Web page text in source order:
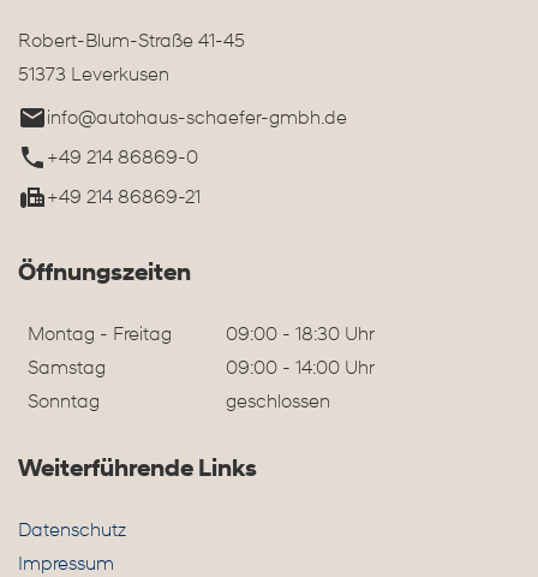
Robert-Blum-Straße 41-45
51373 Leverkusen
info@autohaus-schaefer-gmbh.de
+49 214 86869-0
+49 214 86869-21
Öffnungszeiten
Montag - Freitag
09:00 - 18:30 Uhr
Samstag
09:00 - 14:00 Uhr
Sonntag
geschlossen
Weiterführende Links
Datenschutz
Impressum